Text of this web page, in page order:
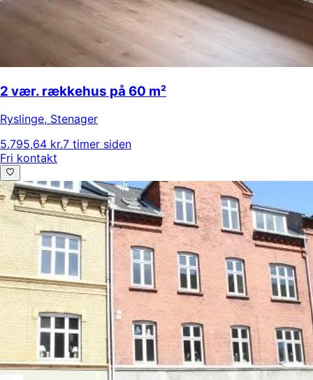
2 vær. rækkehus på 60 m²
Ryslinge, Stenager
5.795,64 kr.7 timer siden
Fri kontakt